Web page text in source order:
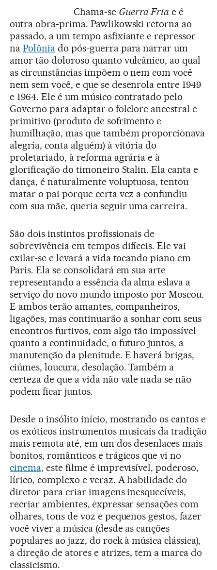
Chama-se Guerra Fria e é
outra obra-prima. Pawlikowski retorna ao
passado, a um tempo asfixiante e repressor
na Polôniado pós-guerra para narrar um
amor tão doloroso quanto vulcânico, ao qual
as circunstâncias impõem o nem com você
nem sem você, e que se desenrola entre 1949
e 1964. Ele é um músico contratado pelo
Governo para adaptar o folclore ancestral e
primitivo (produto de sofrimento e
humilhação, mas que também proporcionava
alegria, conta alguém) à vitória do
proletariado, à reforma agrária e à
glorificação do timoneiro Stalin. Ela canta e
dança, é naturalmente voluptuosa, tentou
matar o pai porque certa vez a confundiu
com sua mãe, queria seguir uma carreira.
São dois instintos profissionais de
sobrevivência em tempos difíceis. Ele vai
exilar-se e levará a vida tocando piano em
Paris. Ela se consolidará em sua arte
representando a essência da alma eslava a
serviço do novo mundo imposto por Moscou.
E ambos terão amantes, companheiros,
ligações, mas continuarão a sonhar com seus
encontros furtivos, com algo tão impossível
quanto a continuidade, o futuro juntos, a
manutenção da plenitude. E haverá brigas,
ciúmes, loucura, desolação. Também a
certeza de que a vida não vale nada se não
podem ficar juntos.
Desde o insólito início, mostrando os cantos e
os exóticos instrumentos musicais da tradição
mais remota até, em um dos desenlaces mais
bonitos, românticos e trágicos que vi no
cinema, este filme é imprevisível, poderoso,
lírico, complexo e veraz. A habilidade do
diretor para criar imagens inesquecíveis,
recriar ambientes, expressar sensações com
olhares, tons de voz e pequenos gestos, fazer
você viver a música (desde as canções
populares ao jazz, do rock à música clássica),
a direção de atores e atrizes, tem a marca do
classicismo.